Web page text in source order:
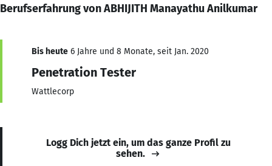
Berufserfahrung von ABHIJITH Manayathu Anilkumar
Bis heute 6 Jahre und 8 Monate, seit Jan. 2020
Penetration Tester
Wattlecorp
Logg Dich jetzt ein, um das ganze Profil zu
sehen.